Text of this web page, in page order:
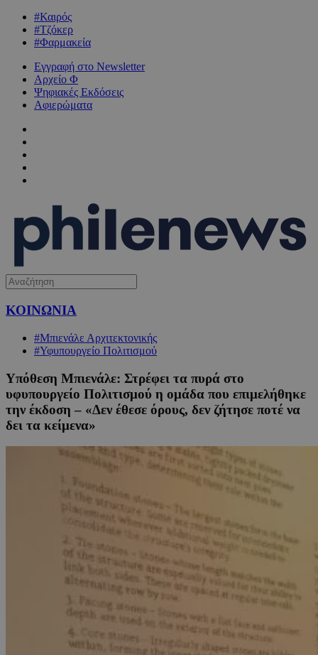
#Καιρός
#Τζόκερ
#Φαρμακεία
Εγγραφή στο Newsletter
Αρχείο Φ
Ψηφιακές Εκδόσεις
Αφιερώματα
ΚΟΙΝΩΝΙΑ
#Μπιενάλε Αρχιτεκτονικής
#Υφυπουργείο Πολιτισμού
Υπόθεση Μπιενάλε: Στρέφει τα πυρά στο
υφυπουργείο Πολιτισμού η ομάδα που επιμελήθηκε
την έκδοση – «Δεν έθεσε όρους, δεν ζήτησε ποτέ να
δει τα κείμενα»